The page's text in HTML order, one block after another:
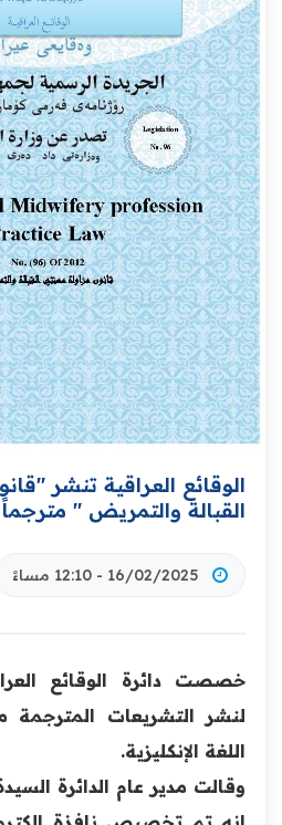
الوقائع العراقية تنشر
القبالة والتمريض " مترجماً
16/02/2025 - 12:10 مساءً
خصصت دائرة الوقائع
لنشر التشريعات المترجمة
اللغة الإنكليزية.
وقالت مدير عام الدائرة